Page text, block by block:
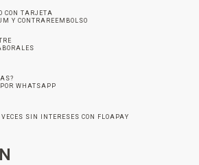
CON TARJETA
Y CONTRAREEMBOLSO
WHATSAPP
SIN INTERESES CON FLOAPAY